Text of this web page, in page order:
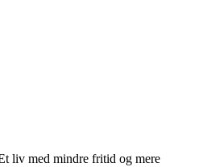
liv med mindre fritid og mere